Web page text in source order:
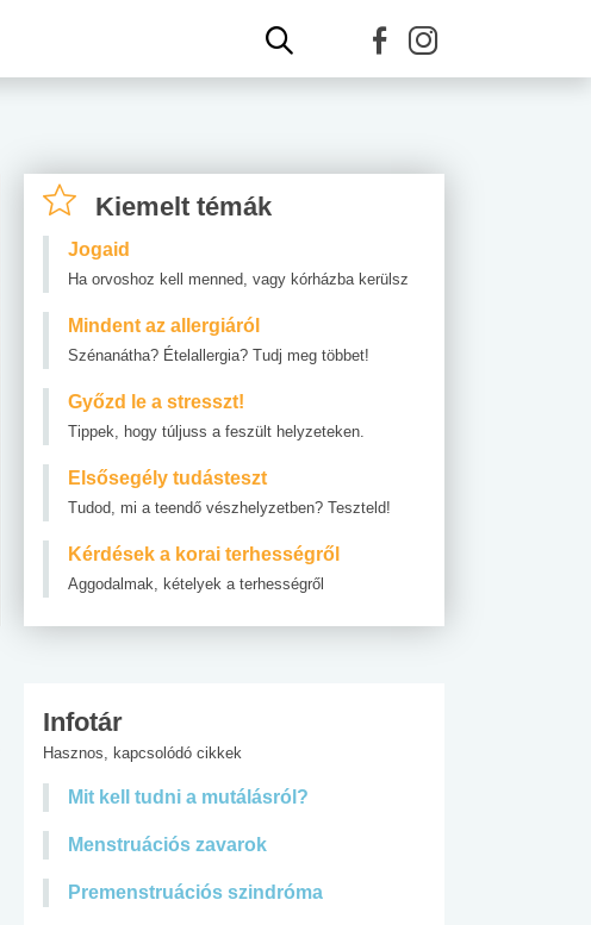
Kiemelt témák
Jogaid
Ha orvoshoz kell menned, vagy kórházba kerülsz
Mindent az allergiáról
Szénanátha? Ételallergia? Tudj meg többet!
Győzd le a stresszt!
Tippek, hogy túljuss a feszült helyzeteken.
Elsősegély tudásteszt
Tudod, mi a teendő vészhelyzetben? Teszteld!
Kérdések a korai terhességről
Aggodalmak, kételyek a terhességről
Infotár
Hasznos, kapcsolódó cikkek
Mit kell tudni a mutálásról?
Menstruációs zavarok
Premenstruációs szindróma